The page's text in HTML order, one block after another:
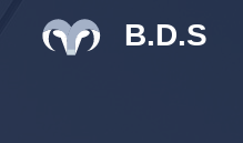
B.D.S